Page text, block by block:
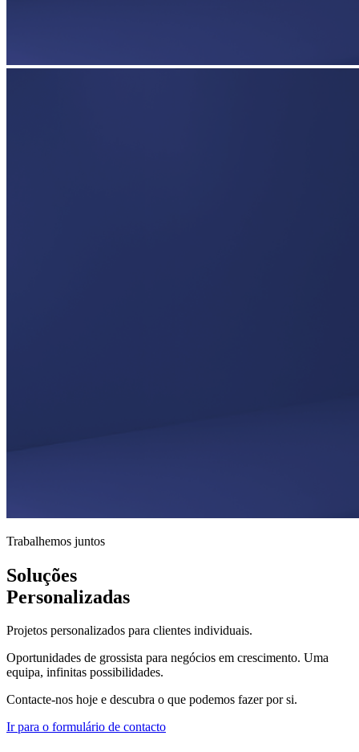
Trabalhemos juntos
Soluções
Personalizadas
Projetos personalizados para clientes individuais.
Oportunidades de grossista para negócios em crescimento. Uma
equipa, infinitas possibilidades.
Contacte-nos hoje e descubra o que podemos fazer por si.
Ir para o formulário de contacto